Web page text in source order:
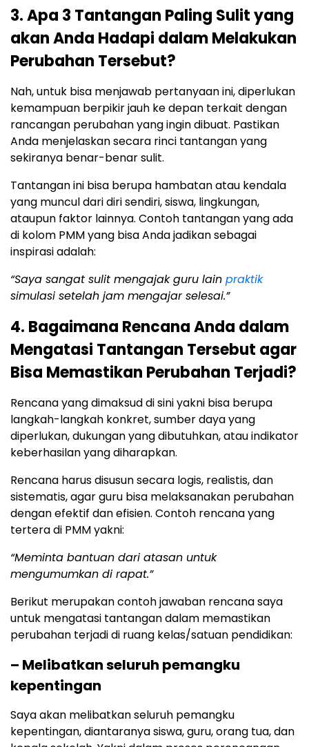
3. Apa 3 Tantangan Paling Sulit yang
akan Anda Hadapi dalam Melakukan
Perubahan Tersebut?
Nah, untuk bisa menjawab pertanyaan ini, diperlukan
kemampuan berpikir jauh ke depan terkait dengan
rancangan perubahan yang ingin dibuat. Pastikan
Anda menjelaskan secara rinci tantangan yang
sekiranya benar-benar sulit.
Tantangan ini bisa berupa hambatan atau kendala
yang muncul dari diri sendiri, siswa, lingkungan,
ataupun faktor lainnya. Contoh tantangan yang ada
di kolom PMM yang bisa Anda jadikan sebagai
inspirasi adalah:
“Saya sangat sulit mengajak guru lain praktik
simulasi setelah jam mengajar selesai.”
4. Bagaimana Rencana Anda dalam
Mengatasi Tantangan Tersebut agar
Bisa Memastikan Perubahan Terjadi?
Rencana yang dimaksud di sini yakni bisa berupa
langkah-langkah konkret, sumber daya yang
diperlukan, dukungan yang dibutuhkan, atau indikator
keberhasilan yang diharapkan.
Rencana harus disusun secara logis, realistis, dan
sistematis, agar guru bisa melaksanakan perubahan
dengan efektif dan efisien. Contoh rencana yang
tertera di PMM yakni:
“Meminta bantuan dari atasan untuk
mengumumkan di rapat.”
Berikut merupakan contoh jawaban rencana saya
untuk mengatasi tantangan dalam memastikan
perubahan terjadi di ruang kelas/satuan pendidikan:
– Melibatkan seluruh pemangku
kepentingan
Saya akan melibatkan seluruh pemangku
kepentingan, diantaranya siswa, guru, orang tua, dan